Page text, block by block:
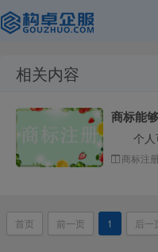
相关内容
商标能
商标注册
首页 前一页 1 后一